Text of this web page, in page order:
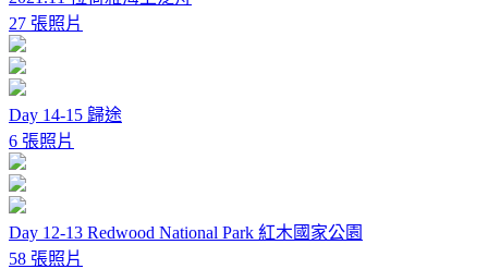
27 張照片
Day 14-15 歸途
6 張照片
Day 12-13 Redwood National Park 紅木國家公園
58 張照片